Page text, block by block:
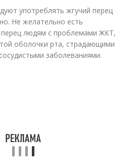
употреблять жгучий перец
Не желательно есть
людям с проблемами ЖКТ,
оболочки рта, страдающими
заболеваниями.